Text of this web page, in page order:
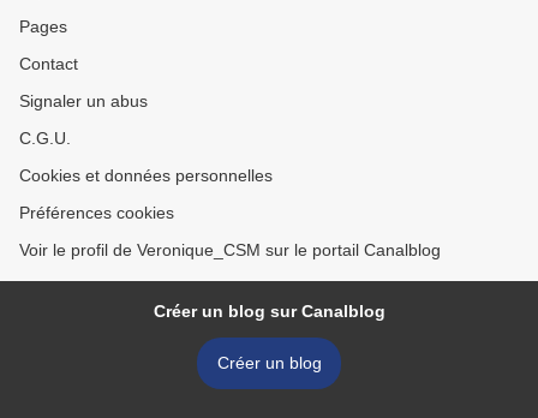
Pages
Contact
Signaler un abus
C.G.U.
Cookies et données personnelles
Préférences cookies
Voir le profil de Veronique_CSM sur le portail Canalblog
Créer un blog sur Canalblog
Créer un blog